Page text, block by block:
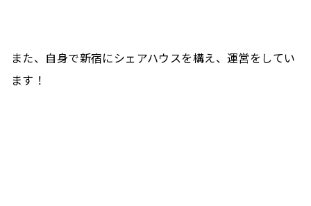
また、自身で新宿にシェアハウスを構え、運営をしてい
ます！